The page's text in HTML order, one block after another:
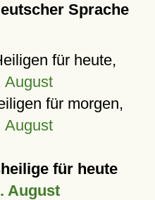
Sprache
für heute,
August
für morgen,
August
für heute
August